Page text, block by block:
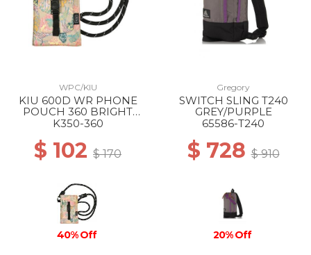
WPC/KIU
KIU 600D WR PHONE
POUCH 360 BRIGHT
TIGER
K350-360
$ 102 $ 170
40% Off
Gregory
SWITCH SLING T240
GREY/PURPLE
65586-T240
$ 728$ 910
20% Off